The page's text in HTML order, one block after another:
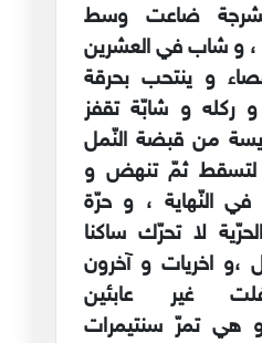
ضاعت وسط
، و شاب في العشرين
و ينتحب بحرقة
ركله و شابّة تقفز
من قبضة النّمل
لتسقط ثمّ تنهض و
في النّهاية ، و حرّة
لا تحرّك ساكنا
،و اخريات و آخرون
غير عابئين
و هي تمرّ سنتيمرات